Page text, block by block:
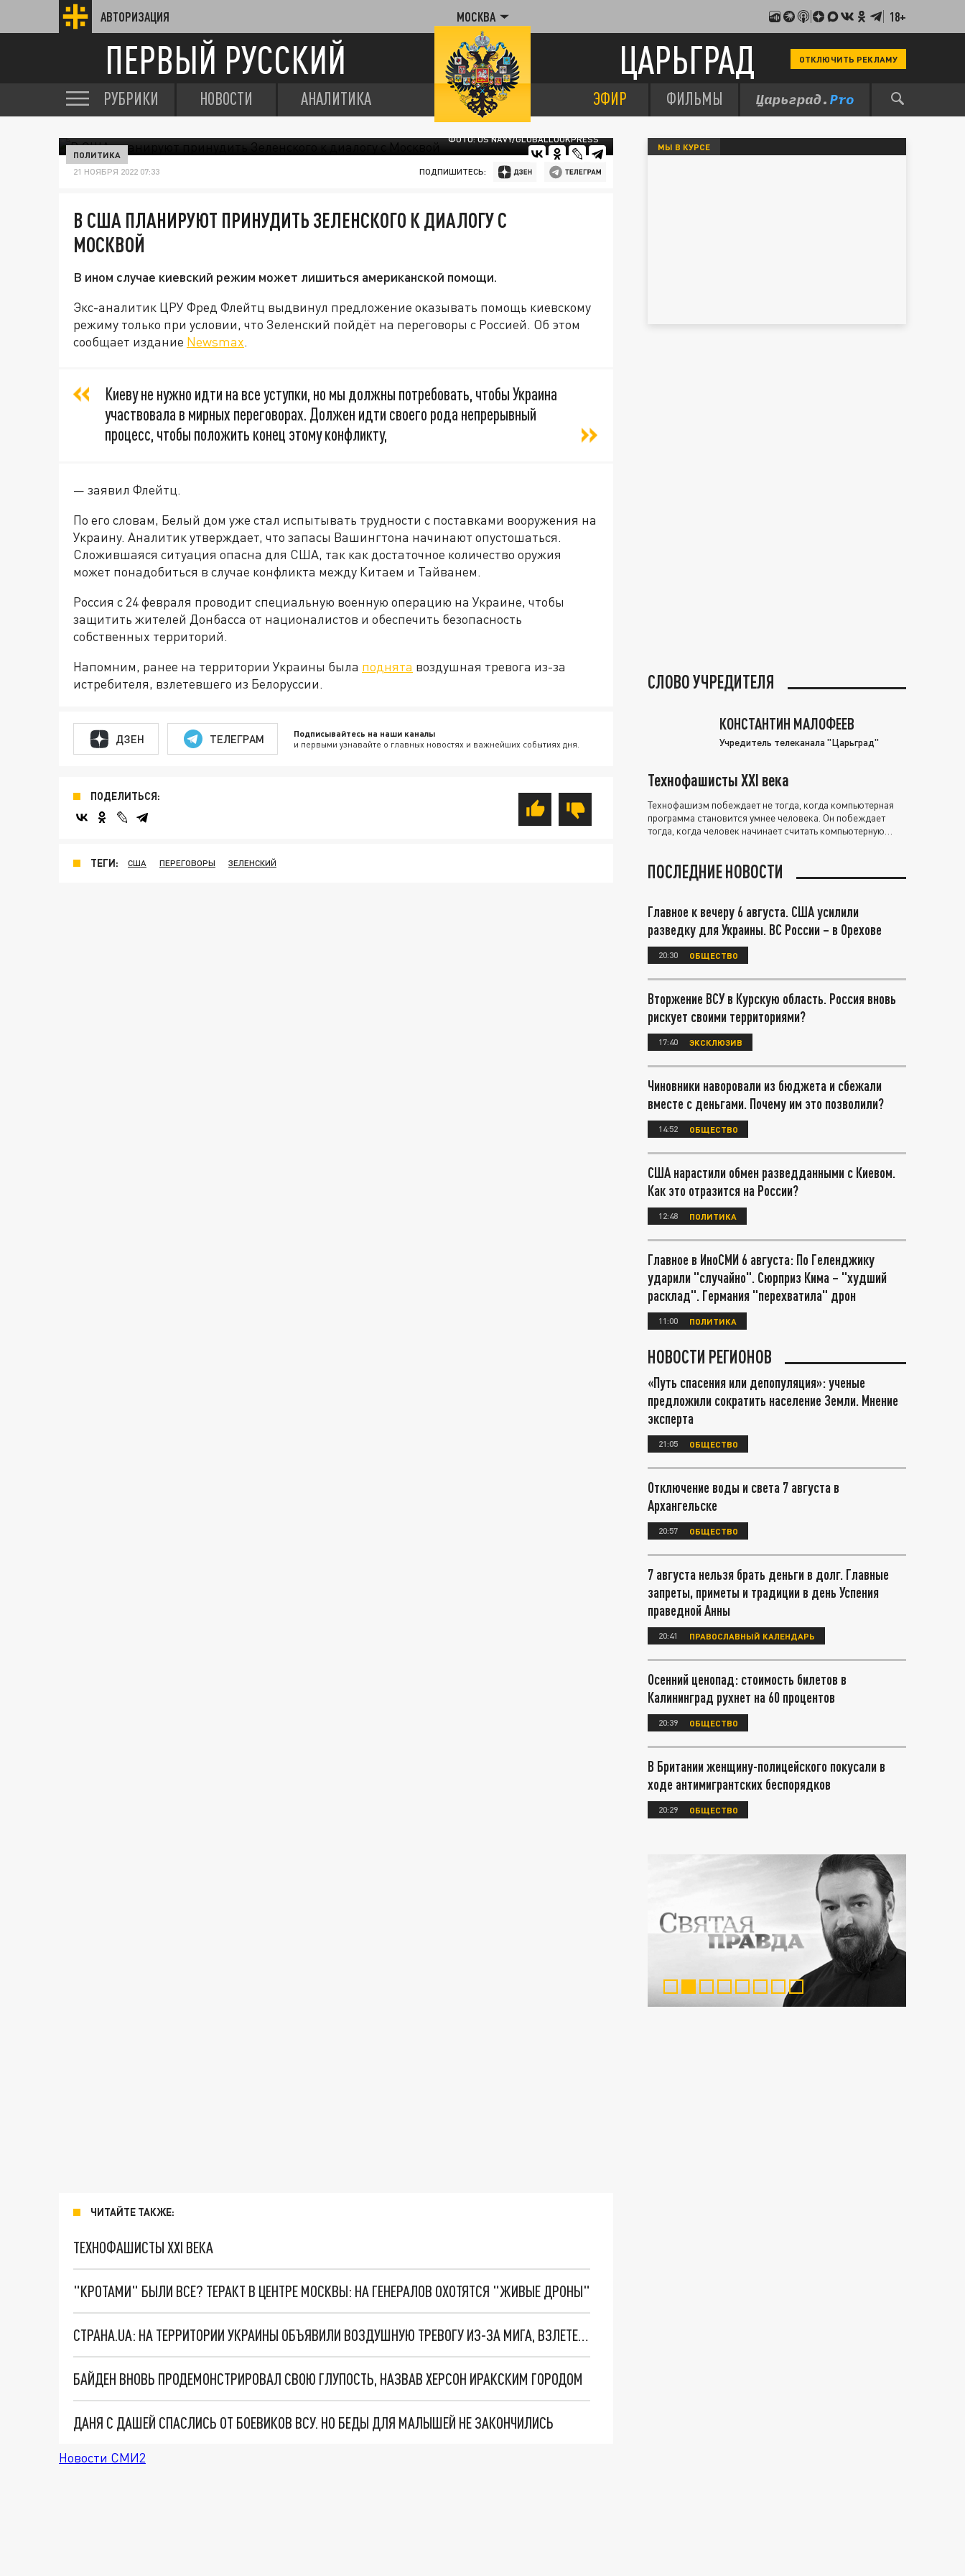
АВТОРИЗАЦИЯ МОСКВА 18+
ПЕРВЫЙ РУССКИЙ ЦАРЬГРАД ОТКЛЮЧИТЬ РЕКЛАМУ
РУБРИКИ НОВОСТИ АНАЛИТИКА ЭФИР ФИЛЬМЫ
ФОТО: US NAVY/GLOBALLOOKPRESS
ПОЛИТИКА
21 НОЯБРЯ 2022 07:33 ПОДПИШИТЕСЬ:
В США ПЛАНИРУЮТ ПРИНУДИТЬ ЗЕЛЕНСКОГО К ДИАЛОГУ С
МОСКВОЙ
В ином случае киевский режим может лишиться американской помощи.
Экс-аналитик ЦРУ Фред Флейтц выдвинул предложение оказывать помощь киевскому
режиму только при условии, что Зеленский пойдёт на переговоры с Россией. Об этом
сообщает издание Newsmax.
Киеву не нужно идти на все уступки, но мы должны потребовать, чтобы Украина
участвовала в мирных переговорах. Должен идти своего рода непрерывный
процесс, чтобы положить конец этому конфликту,
— заявил Флейтц.
По его словам, Белый дом уже стал испытывать трудности с поставками вооружения на
Украину. Аналитик утверждает, что запасы Вашингтона начинают опустошаться.
Сложившаяся ситуация опасна для США, так как достаточное количество оружия
может понадобиться в случае конфликта между Китаем и Тайванем.
Россия с 24 февраля проводит специальную военную операцию на Украине, чтобы
защитить жителей Донбасса от националистов и обеспечить безопасность
собственных территорий.
Напомним, ранее на территории Украины была поднята воздушная тревога из-за
истребителя, взлетевшего из Белоруссии.
ДЗЕН ТЕЛЕГРАМ Подписывайтесь на наши каналы
и первыми узнавайте о главных новостях и важнейших событиях дня.
ПОДЕЛИТЬСЯ:
ТЕГИ: США ПЕРЕГОВОРЫ ЗЕЛЕНСКИЙ
ЧИТАЙТЕ ТАКЖЕ:
ТЕХНОФАШИСТЫ XXI ВЕКА
"КРОТАМИ" БЫЛИ ВСЕ? ТЕРАКТ В ЦЕНТРЕ МОСКВЫ: НА ГЕНЕРАЛОВ ОХОТЯТСЯ "ЖИВЫЕ ДРОНЫ"
СТРАНА.UA: НА ТЕРРИТОРИИ УКРАИНЫ ОБЪЯВИЛИ ВОЗДУШНУЮ ТРЕВОГУ ИЗ-ЗА МИГА, ВЗЛЕТЕВШЕГО ИЗ БЕЛОРУССИИ
БАЙДЕН ВНОВЬ ПРОДЕМОНСТРИРОВАЛ СВОЮ ГЛУПОСТЬ, НАЗВАВ ХЕРСОН ИРАКСКИМ ГОРОДОМ
ДАНЯ С ДАШЕЙ СПАСЛИСЬ ОТ БОЕВИКОВ ВСУ. НО БЕДЫ ДЛЯ МАЛЫШЕЙ НЕ ЗАКОНЧИЛИСЬ
Новости СМИ2
МЫ В КУРСЕ
СЛОВО УЧРЕДИТЕЛЯ
КОНСТАНТИН МАЛОФЕЕВ
Учредитель телеканала "Царьград"
Технофашисты XXI века
Технофашизм побеждает не тогда, когда компьютерная
программа становится умнее человека. Он побеждает
тогда, когда человек начинает считать компьютерную
ПОСЛЕДНИЕ НОВОСТИ
Главное к вечеру 6 августа. США усилили
разведку для Украины. ВС России – в Орехове
20:30 ОБЩЕСТВО
Вторжение ВСУ в Курскую область. Россия вновь
рискует своими территориями?
17:40 ЭКСКЛЮЗИВ
Чиновники наворовали из бюджета и сбежали
вместе с деньгами. Почему им это позволили?
14:52 ОБЩЕСТВО
США нарастили обмен разведданными с Киевом.
Как это отразится на России?
12:48 ПОЛИТИКА
Главное в ИноСМИ 6 августа: По Геленджику
ударили "случайно". Сюрприз Кима – "худший
расклад". Германия "перехватила" дрон
11:00 ПОЛИТИКА
НОВОСТИ РЕГИОНОВ
«Путь спасения или депопуляция»: ученые
предложили сократить население Земли. Мнение
эксперта
21:05 ОБЩЕСТВО
Отключение воды и света 7 августа в
Архангельске
20:57 ОБЩЕСТВО
7 августа нельзя брать деньги в долг. Главные
запреты, приметы и традиции в день Успения
праведной Анны
20:41 ПРАВОСЛАВНЫЙ КАЛЕНДАРЬ
Осенний ценопад: стоимость билетов в
Калининград рухнет на 60 процентов
20:39 ОБЩЕСТВО
В Британии женщину-полицейского покусали в
ходе антимигрантских беспорядков
20:29 ОБЩЕСТВО